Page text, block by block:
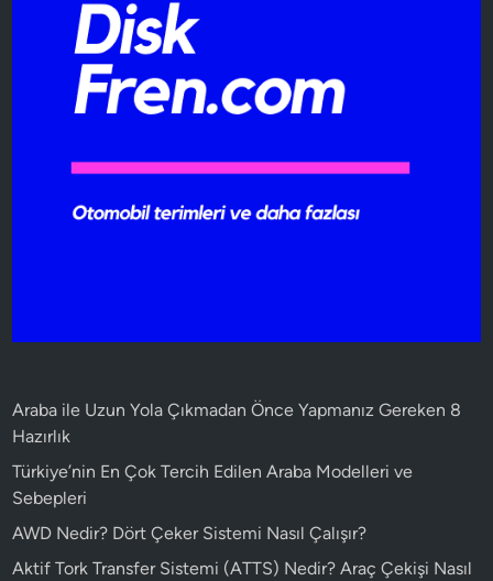
Araba ile Uzun Yola Çıkmadan Önce Yapmanız Gereken 8
Hazırlık
Türkiye’nin En Çok Tercih Edilen Araba Modelleri ve
Sebepleri
AWD Nedir? Dört Çeker Sistemi Nasıl Çalışır?
Aktif Tork Transfer Sistemi (ATTS) Nedir? Araç Çekişi Nasıl